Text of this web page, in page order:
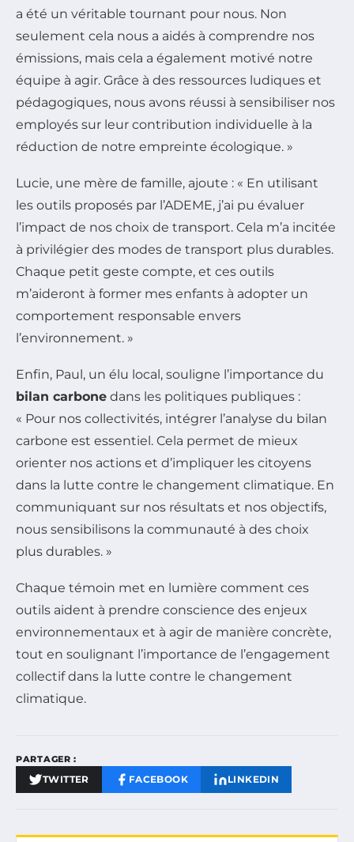
a été un véritable tournant pour nous. Non
seulement cela nous a aidés à comprendre nos
émissions, mais cela a également motivé notre
équipe à agir. Grâce à des ressources ludiques et
pédagogiques, nous avons réussi à sensibiliser nos
employés sur leur contribution individuelle à la
réduction de notre empreinte écologique. »
Lucie, une mère de famille, ajoute : « En utilisant
les outils proposés par l’ADEME, j’ai pu évaluer
l’impact de nos choix de transport. Cela m’a incitée
à privilégier des modes de transport plus durables.
Chaque petit geste compte, et ces outils
m’aideront à former mes enfants à adopter un
comportement responsable envers
l’environnement. »
Enfin, Paul, un élu local, souligne l’importance du
bilan carbone dans les politiques publiques :
« Pour nos collectivités, intégrer l’analyse du bilan
carbone est essentiel. Cela permet de mieux
orienter nos actions et d’impliquer les citoyens
dans la lutte contre le changement climatique. En
communiquant sur nos résultats et nos objectifs,
nous sensibilisons la communauté à des choix
plus durables. »
Chaque témoin met en lumière comment ces
outils aident à prendre conscience des enjeux
environnementaux et à agir de manière concrète,
tout en soulignant l’importance de l’engagement
collectif dans la lutte contre le changement
climatique.
PARTAGER :
TWITTER FACEBOOK LINKEDIN